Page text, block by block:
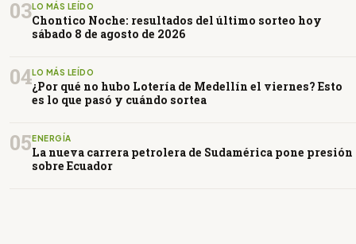
03LO MÁS LEÍDO
Chontico Noche: resultados del último sorteo hoy
sábado 8 de agosto de 2026
04LO MÁS LEÍDO
¿Por qué no hubo Lotería de Medellín el viernes? Esto
es lo que pasó y cuándo sortea
05ENERGÍA
La nueva carrera petrolera de Sudamérica pone presión
sobre Ecuador